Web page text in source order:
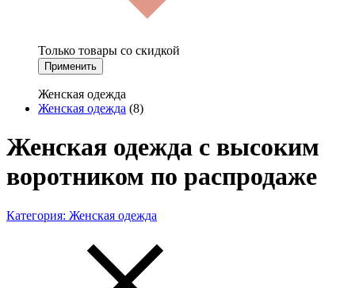
Только товары со скидкой
Применить
Женская одежда
Женская одежда (8)
Женская одежда с высоким
воротником по распродаже
Категория: Женская одежда